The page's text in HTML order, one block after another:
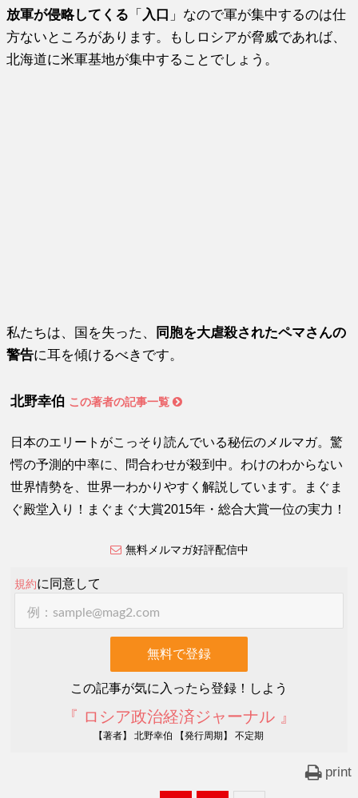
放軍が侵略してくる 「 入口 」なので軍が集中するのは仕
方ないところがあります。もしロシアが脅威であれば、
北海道に米軍基地が集中することでしょう。
私たちは、国を失った、
同胞を大虐殺されたペマさんの
警告に耳を傾けるべきです。
北野幸伯 この著者の記事一覧
日本のエリートがこっそり読んでいる秘伝のメルマガ。驚
愕の予測的中率に、問合わせが殺到中。わけのわからない
世界情勢を、世界一わかりやすく解説しています。まぐま
ぐ殿堂入り！まぐまぐ大賞2015年・総合大賞一位の実力！
無料メルマガ好評配信中
規約に同意して
この記事が気に入ったら登録！しよう
『 ロシア政治経済ジャーナル 』
【著者】 北野幸伯 【発行周期】 不定期
print